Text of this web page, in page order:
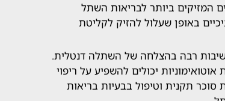
המזיקים ביותר לבריאות השתל
באופן שעלול להזיק לקליטת
רבה בהצלחה של השתלה דנטלית.
יכולים להשפיע על ריפוי
תקנית וטיפול בבעיות בריאות